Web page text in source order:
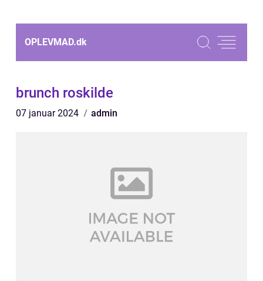
OPLEVMAD.dk
brunch roskilde
07 januar 2024 admin